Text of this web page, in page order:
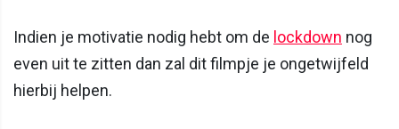
Indien je motivatie nodig hebt om de lockdown nog
even uit te zitten dan zal dit filmpje je ongetwijfeld
hierbij helpen.